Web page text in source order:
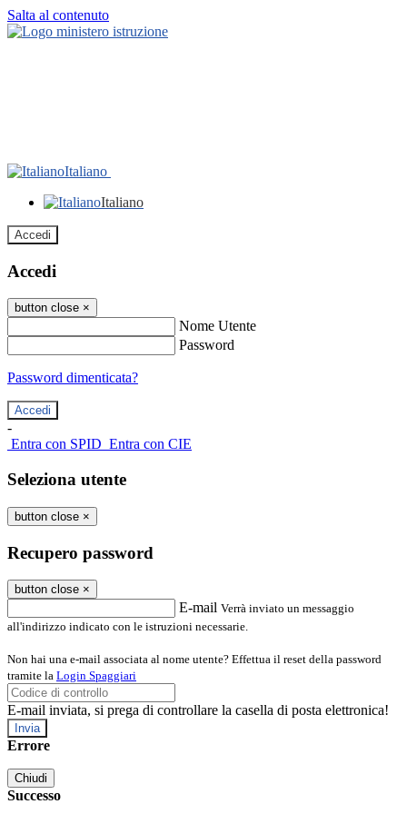
Salta al contenuto
Italiano
Italiano
Accedi
Accedi
button close ×
Nome Utente
Password
Password dimenticata?
-
Entra con SPID Entra con CIE
Seleziona utente
button close ×
Recupero password
button close ×
E-mail Verrà inviato un messaggio
all'indirizzo indicato con le istruzioni necessarie.
Non hai una e-mail associata al nome utente? Effettua il reset della password
tramite la Login Spaggiari
E-mail inviata, si prega di controllare la casella di posta elettronica!
Errore
Chiudi
Successo